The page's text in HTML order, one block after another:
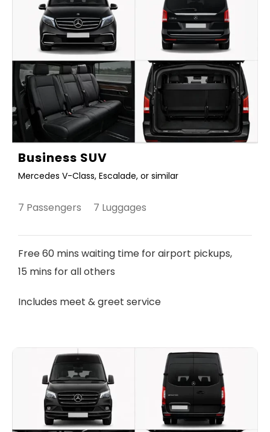
Business SUV
Mercedes V-Class, Escalade, or similar
7 Passengers 7 Luggages
Free 60 mins waiting time for airport pickups,
15 mins for all others
Includes meet & greet service